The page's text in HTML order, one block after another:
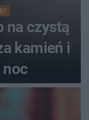
na czystą
kamień i
noc